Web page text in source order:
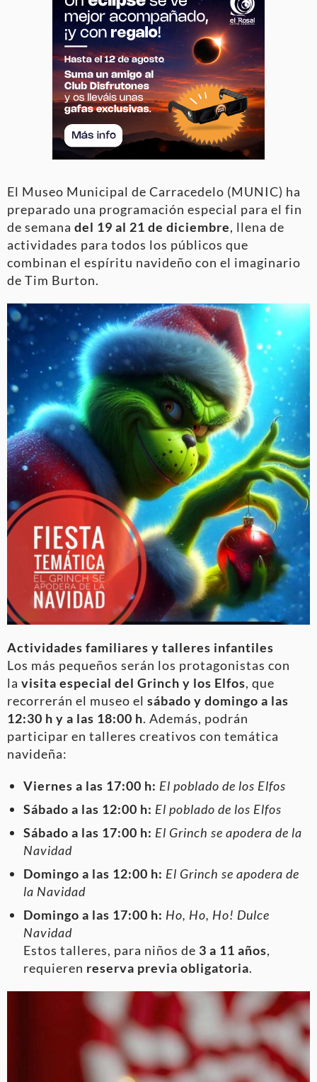
El Museo Municipal de Carracedelo (MUNIC) ha
preparado una programación especial para el fin
de semana del 19 al 21 de diciembre, llena de
actividades para todos los públicos que
combinan el espíritu navideño con el imaginario
de Tim Burton.
Actividades familiares y talleres infantiles
Los más pequeños serán los protagonistas con
la visita especial del Grinch y los Elfos, que
recorrerán el museo el sábado y domingo a las
12:30 h y a las 18:00 h. Además, podrán
participar en talleres creativos con temática
navideña:
Viernes a las 17:00 h: El poblado de los Elfos
Sábado a las 12:00 h: El poblado de los Elfos
Sábado a las 17:00 h: El Grinch se apodera de la
Navidad
Domingo a las 12:00 h: El Grinch se apodera de
la Navidad
Domingo a las 17:00 h: Ho, Ho, Ho! Dulce
Navidad
Estos talleres, para niños de 3 a 11 años,
requieren reserva previa obligatoria.